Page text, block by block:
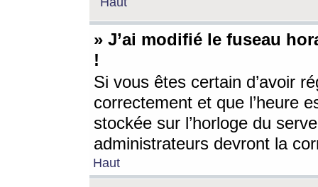
» J’ai modifié le fuseau
!
Si vous êtes certain d’avoir
correctement et que l’heure
stockée sur l’horloge du
administrateurs devront la
Haut